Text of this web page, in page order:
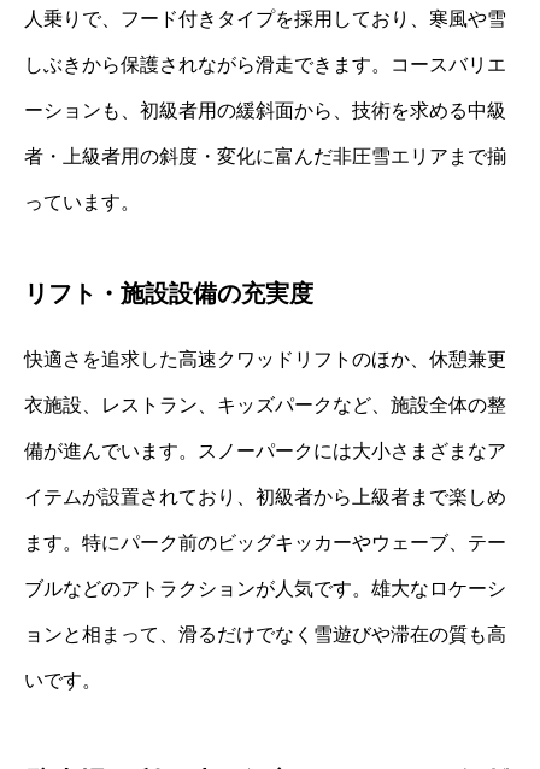
人乗りで、フード付きタイプを採用しており、寒風や雪
しぶきから保護されながら滑走できます。コースバリエ
ーションも、初級者用の緩斜面から、技術を求める中級
者・上級者用の斜度・変化に富んだ非圧雪エリアまで揃
っています。
リフト・施設設備の充実度
快適さを追求した高速クワッドリフトのほか、休憩兼更
衣施設、レストラン、キッズパークなど、施設全体の整
備が進んでいます。スノーパークには大小さまざまなア
イテムが設置されており、初級者から上級者まで楽しめ
ます。特にパーク前のビッグキッカーやウェーブ、テー
ブルなどのアトラクションが人気です。雄大なロケーシ
ョンと相まって、滑るだけでなく雪遊びや滞在の質も高
いです。